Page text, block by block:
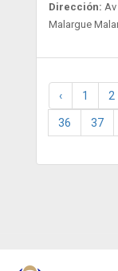
Dirección: Av
Malargue
‹ 1 2
36 37